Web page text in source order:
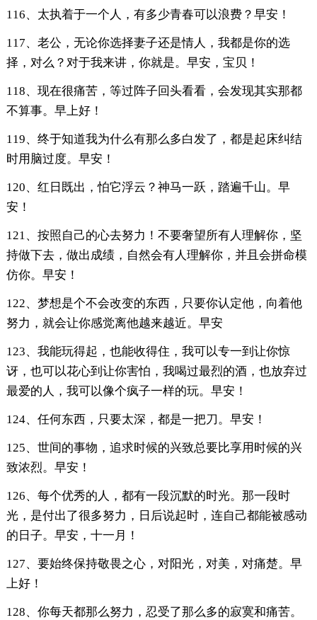
116、太执着于一个人，有多少青春可以浪费？早安！
117、老公，无论你选择妻子还是情人，我都是你的选
择，对么？对于我来讲，你就是。早安，宝贝！
118、现在很痛苦，等过阵子回头看看，会发现其实那都
不算事。早上好！
119、终于知道我为什么有那么多白发了，都是起床纠结
时用脑过度。早安！
120、红日既出，怕它浮云？神马一跃，踏遍千山。早
安！
121、按照自己的心去努力！不要奢望所有人理解你，坚
持做下去，做出成绩，自然会有人理解你，并且会拼命模
仿你。早安！
122、梦想是个不会改变的东西，只要你认定他，向着他
努力，就会让你感觉离他越来越近。早安
123、我能玩得起，也能收得住，我可以专一到让你惊
讶，也可以花心到让你害怕，我喝过最烈的酒，也放弃过
最爱的人，我可以像个疯子一样的玩。早安！
124、任何东西，只要太深，都是一把刀。早安！
125、世间的事物，追求时候的兴致总要比享用时候的兴
致浓烈。早安！
126、每个优秀的人，都有一段沉默的时光。那一段时
光，是付出了很多努力，日后说起时，连自己都能被感动
的日子。早安，十一月！
127、要始终保持敬畏之心，对阳光，对美，对痛楚。早
上好！
128、你每天都那么努力，忍受了那么多的寂寞和痛苦。